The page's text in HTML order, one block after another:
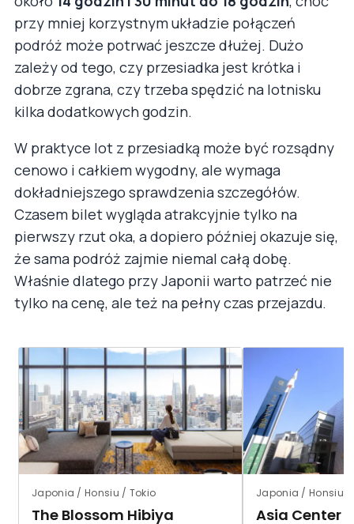
przy mniej korzystnym układzie połączeń
podróż może potrwać jeszcze dłużej. Dużo
zależy od tego, czy przesiadka jest krótka i
dobrze zgrana, czy trzeba spędzić na lotnisku
kilka dodatkowych godzin.
W praktyce lot z przesiadką może być rozsądny
cenowo i całkiem wygodny, ale wymaga
dokładniejszego sprawdzenia szczegółów.
Czasem bilet wygląda atrakcyjnie tylko na
pierwszy rzut oka, a dopiero później okazuje się,
że sama podróż zajmie niemal całą dobę.
Właśnie dlatego przy Japonii warto patrzeć nie
tylko na cenę, ale też na pełny czas przejazdu.
Japonia / Honsiu / Tokio
The Blossom Hibiya
Japonia / Honsiu /
Asia Center